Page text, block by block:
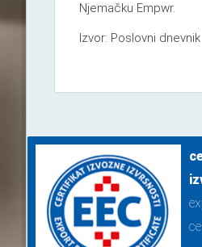
Njemačku Empwr.
Izvor: Poslovni dnevnik